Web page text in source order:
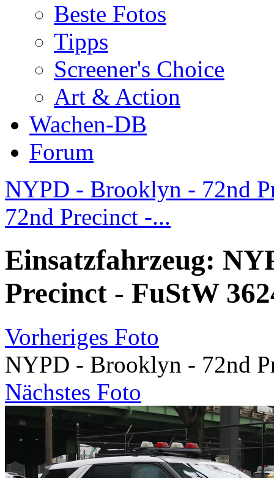
Beste Fotos
Tipps
Screener's Choice
Art & Action
Wachen-DB
Forum
NYPD - Brooklyn - 72nd
72nd Precinct -...
Einsatzfahrzeug:
Precinct - FuStW
Vorheriges Foto
NYPD - Brooklyn - 72nd
Nächstes Foto